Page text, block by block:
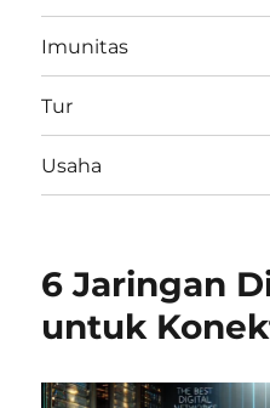
Imunitas
Tur
Usaha
6 Jaringan
untuk